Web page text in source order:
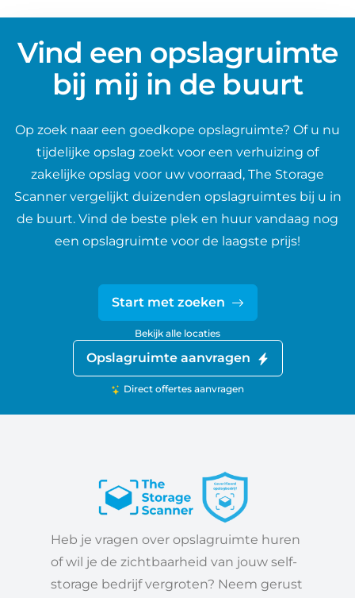
Vind een opslagruimte
bij mij in de buurt
Op zoek naar een goedkope opslagruimte? Of u nu
tijdelijke opslag zoekt voor een verhuizing of
zakelijke opslag voor uw voorraad, The Storage
Scanner vergelijkt duizenden opslagruimtes bij u in
de buurt. Vind de beste plek en huur vandaag nog
een opslagruimte voor de laagste prijs!
Start met zoeken
Bekijk alle locaties
Opslagruimte aanvragen
Direct offertes aanvragen
Heb je vragen over opslagruimte huren
of wil je de zichtbaarheid van jouw self-
storage bedrijf vergroten? Neem gerust